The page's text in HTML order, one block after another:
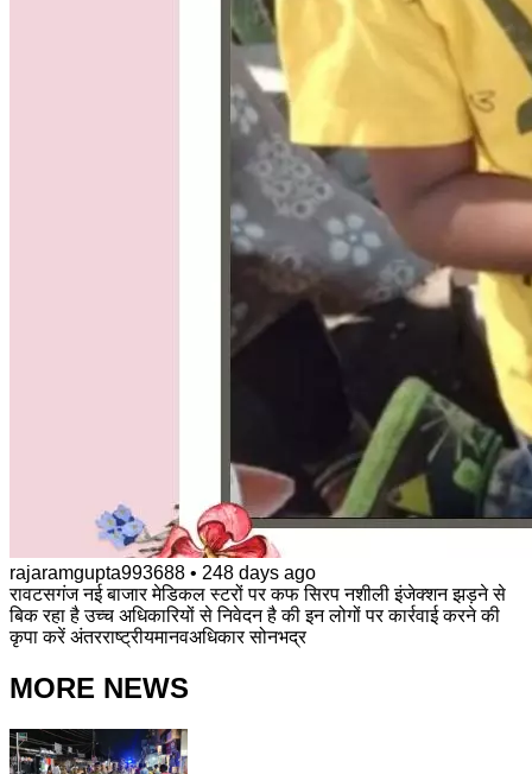
rajaramgupta993688 • 248 days ago
रावटसगंज नई बाजार मेडिकल स्टरों पर कफ सिरप नशीली इंजेक्शन झड़ने से
बिक रहा है उच्च अधिकारियों से निवेदन है की इन लोगों पर कार्रवाई करने की
कृपा करें अंतरराष्ट्रीयमानवअधिकार सोनभद्र
MORE NEWS